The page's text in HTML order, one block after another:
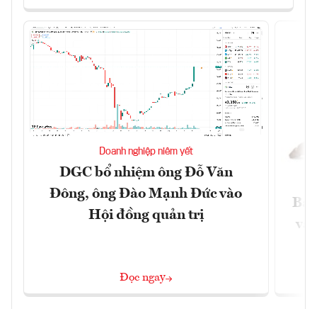
Doanh nghiệp niêm yết
DGC bổ nhiệm ông Đỗ Văn
Đông, ông Đào Mạnh Đức vào
Hội đồng quản trị
Đọc ngay
và